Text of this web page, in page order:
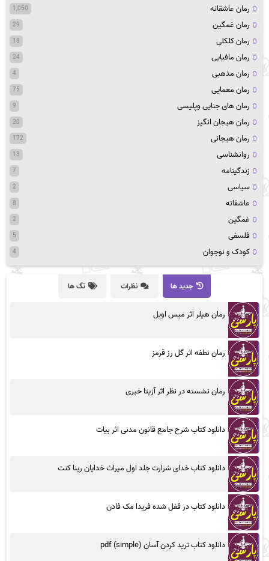
رمان عاشقانه 1,050
رمان غمگین 29
رمان کلکلی 18
رمان مافیایی 24
رمان مذهبی 4
رمان معمایی 75
رمان های جنایی وپلیسی 9
رمان هیجان انگیز 20
رمان هیجانی 172
روانشناسی 13
زندگینامه 7
سیاسی 2
عاشقانه 8
غمگین 2
فلسفی 5
کودک و نوجوان 4
جدید ها نظرات تگ ها
رمان هیلر اثر میس اویل
رمان نطفه اثر گل رز قرمز
رمان نشسته در نظر اثر آزیتا خیری
دانلود کتاب شرح جامع قانون مدنی اثر بیات
دانلود کتاب خدای شرارت جلد اول میراث خدایان رینا کنت
دانلود کتاب در قفل شده فریدا مک فادن
دانلود کتاب ترید کردن آسان (simple) pdf